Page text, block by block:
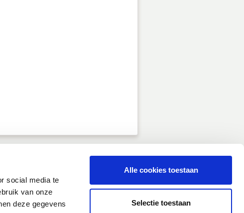
social media te
van onze
deze gegevens
Alle cookies toestaan
Selectie toestaan